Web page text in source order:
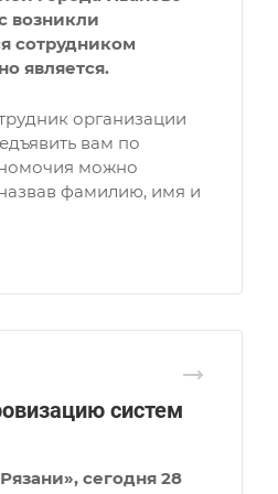
возникли
сотрудником
является.
организации
вам по
можно
фамилию, имя и
систем
сегодня 28